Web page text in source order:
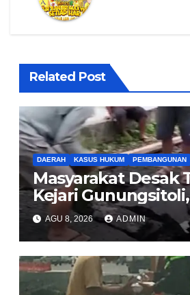
Related Post
DAERAH KASUS HUKUM PEMBANGUNAN
Masyarakat Desak
Kejari
dan Usut Tuntas
Korupsi Proyek
Sirombu-Afulu
Rp321 Miliar
AGU 8, 2026 ADMIN